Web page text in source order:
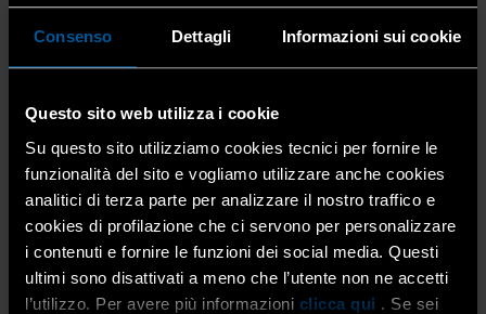
Consenso Dettagli Informazioni sui cookie
Questo sito web utilizza i cookie
Su questo sito utilizziamo cookies tecnici per fornire le
funzionalità del sito e vogliamo utilizzare anche cookies
analitici di terza parte per analizzare il nostro traffico e
cookies di profilazione che ci servono per personalizzare
i contenuti e fornire le funzioni dei social media. Questi
ultimi sono disattivati a meno che l’utente non ne accetti
l’utilizzo. Per avere più informazioni clicca qui . Se sei
Modalità:in presenza
2^ EDIZIONE 2026